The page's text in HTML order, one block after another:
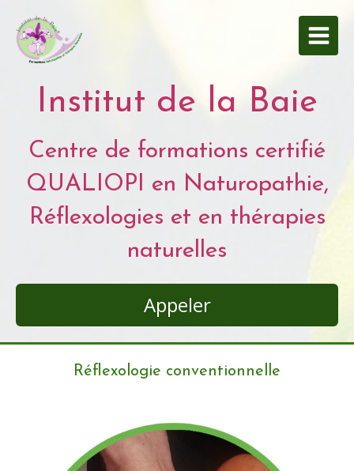
Institut de la Baie
Centre de formations certifié
QUALIOPI en Naturopathie,
Réflexologies et en thérapies
naturelles
Appeler
Réflexologie conventionnelle